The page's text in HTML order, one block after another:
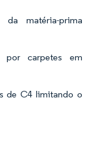
matéria-prima
por carpetes em
de C4 limitando o